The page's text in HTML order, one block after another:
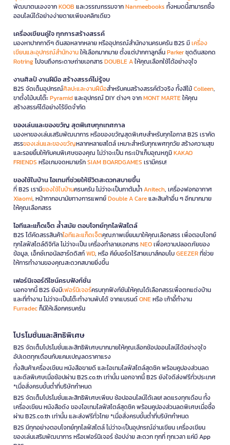
พัฒนาตนเองจากKOOB และวรรณกรรมจากNanmeebooks ทั้งหมดนี้สามารถซื้อ
ออนไลน์ได้อย่างง่ายดายเพียงคลิกเดียว
เครื่องเขียนคู่ใจ ทุกการสร้างสรรค์
มองหาปากกาดีๆ ดินสอหลากหลาย หรืออุปกรณ์สำนักงานครบครัน B2S มีเครื่อง
เขียนและอุปกรณ์สำนักงานให้เลือกมากมาย ตั้งแต่ปากกาลูกลื่นParkerชุดดินสอกด
Rotringไปจนถึงกระดาษถ่ายเอกสารDOUBLE Aให้คุณเลือกใช้ได้อย่างจุใจ
งานศิลป์ งานฝีมือ สร้างสรรค์ไม่รู้จบ
B2S จัดเต็มอุปกรณ์ศิลปะและงานฝีมือสำหรับคนสร้างสรรค์ตัวจริง ทั้งสีไม้Colleen,
ขาตั้งไม้บนโต๊ะPyramidและอุปกรณ์ DIY ต่างๆ จากMONT MARTEให้คุณ
สร้างสรรค์ได้อย่างไร้ขีดจำกัด
ของเล่นและของขวัญ สุดพิเศษทุกเทศกาล
มองหาของเล่นเสริมพัฒนาการ หรือของขวัญสุดพิเศษสำหรับทุกโอกาส B2S เราคัด
สรรของเล่นและของขวัญหลากหลายสไตล์ เหมาะสำหรับทุกเพศทุกวัย สร้างความสุข
และรอยยิ้มให้กับคนพิเศษของคุณ ไม่ว่าจะเป็น กระเป๋าเก็บอุณหภูมิKAKAO
FRIENDS หรือเกมจดหมายรักSIAM BOARDGAMES เรามีครบ!
ของใช้ในบ้าน ไอเทมที่ช่วยให้ชีวิตสะดวกสบายขึ้น
ที่ B2S เรามีของใช้ในบ้านครบครัน ไม่ว่าจะเป็นกาต้มน้ำAnitech, เครื่องฟอกอากาศ
Xiaomi, หน้ากากอนามัยทางการแพทย์Double A Careและสินค้าอื่น ๆ อีกมากมาย
ให้คุณเลือกสรร
ไอทีและแก็ดเจ็ต ล้ำสมัย ตอบโจทย์ทุกไลฟ์สไตล์
B2S ได้คัดสรรสินค้าไอทีและแก็ดเจ็ตคุณภาพเยี่ยมมาให้คุณเลือกสรร เพื่อตอบโจทย์
ทุกไลฟ์สไตล์ดิจิทัล ไม่ว่าจะเป็น เครื่องทำลายเอกสารNEOเพื่อความปลอดภัยของ
ข้อมูล, เอ็กซ์เทอนัลฮาร์ดดิสก์WD, หรือ คีย์บอร์ดไร้สายเมาส์คอมโบGEEZERที่ช่วย
ให้การทำงานของคุณสะดวกสบายยิ่งขึ้น
เฟอร์นิเจอร์ดีไซน์ครบฟังก์ชั่น
นอกจากนี้ B2S ยังมีเฟอร์นิเจอร์ครบทุกฟังก์ชันให้คุณได้เลือกสรรเพื่อตกแต่งบ้าน
และที่ทำงาน ไม่ว่าจะเป็นโต๊ะทำงานพับได้ จากแบรนด์ONEหรือ เก้าอี้ทำงาน
Furradecก็มีให้เลือกครบครัน
โปรโมชั่นและสิทธิพิเศษ
B2S จัดเต็มโปรโมชั่นและสิทธิพิเศษมากมายให้คุณเลือกช้อปออนไลน์ได้อย่างจุใจ
อัปเดตทุกเดือนกับแคมเปญลดราคาแรง
ทั้งสินค้าเครื่องเขียน หนังสือขายดี และไอเทมไลฟ์สไตล์สุดชิค พร้อมคูปองส่วนลด
และดีลพิเศษเมื่อช้อปผ่าน B2S.co.th เท่านั้น นอกจากนี้ B2S ยังใจดีส่งฟรีทั่วประเทศ
*เมื่อสั่งครบขั้นต่ำที่บริษัทกำหนด
B2S จัดเต็มโปรโมชั่นและสิทธิพิเศษเพียบ ช้อปออนไลน์ได้เลย! ลดแรงทุกเดือน ทั้ง
เครื่องเขียน หนังสือดัง ของไอเทมไลฟ์สไตล์สุดชิค พร้อมคูปองส่วนลดพิเศษเมื่อซื้อ
ผ่าน B2S.co.th เท่านั้น และส่งฟรีทั่วไทย *เมื่อสั่งครบขั้นต่ำที่บริษัทกำหนด
B2S มีทุกอย่างตอบโจทย์ทุกไลฟ์สไตล์ ไม่ว่าจะเป็นอุปกรณ์อ่านเขียน เครื่องเขียน
ของเล่นเสริมพัฒนาการ หรือเฟอร์นิเจอร์ ช้อปง่าย สะดวก ทุกที่ ทุกเวลา แค่มี App